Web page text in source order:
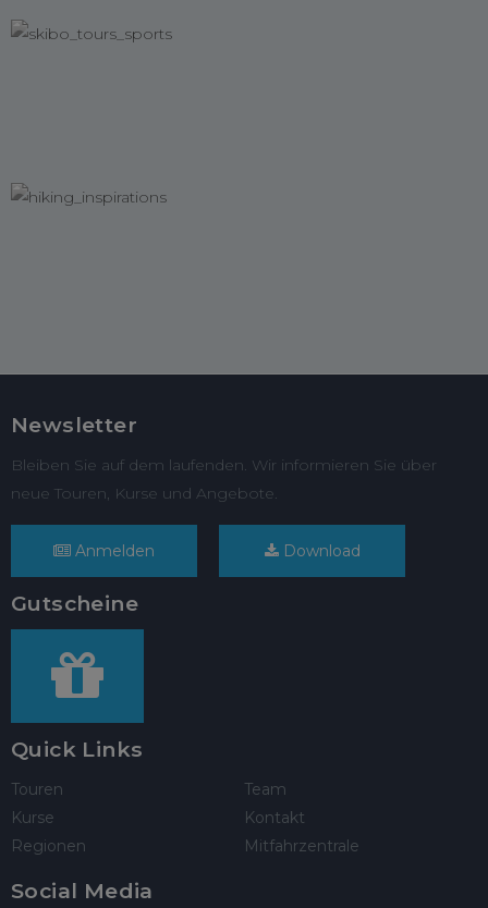
Newsletter
Bleiben Sie auf dem laufenden. Wir informieren Sie über
neue Touren, Kurse und Angebote.
Anmelden Download
Gutscheine
Quick Links
Touren
Kurse
Regionen
Team
Kontakt
Mitfahrzentrale
Social Media